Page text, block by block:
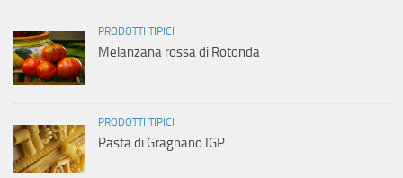
PRODOTTI TIPICI
Melanzana rossa di Rotonda
PRODOTTI TIPICI
Pasta di Gragnano IGP